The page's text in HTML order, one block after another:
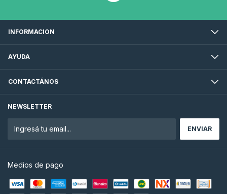
INFORMACION
AYUDA
CONTACTÁNOS
NEWSLETTER
Medios de pago